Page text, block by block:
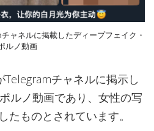
ャネルに掲載したディープフェイク・
ルノ動画
チャネルに掲示し
ルノ動画であり、女性の写
たものとされています。